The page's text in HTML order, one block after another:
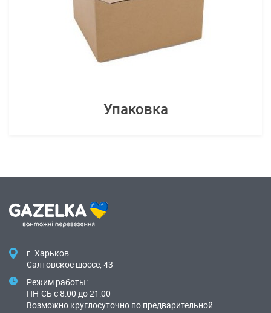
Упаковка
г. Харьков
Салтовское шоссе, 43
Режим работы:
ПН-СБ с 8:00 до 21:00
Возможно круглосуточно по предварительной